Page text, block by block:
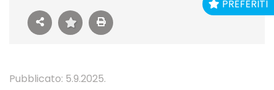
PREFERITI
Pubblicato: 5.9.2025.